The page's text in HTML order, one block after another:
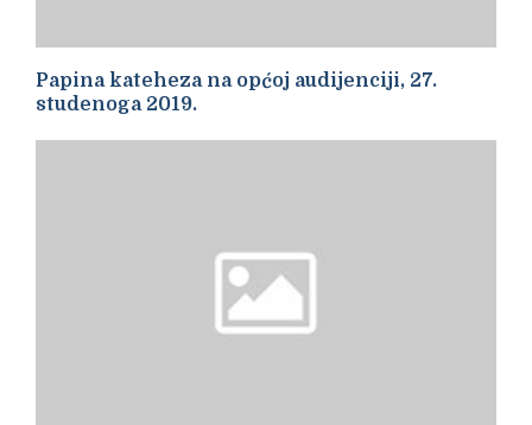
Papina kateheza na općoj audijenciji, 27.
studenoga 2019.